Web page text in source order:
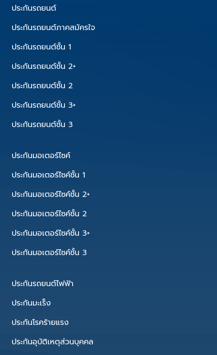
ประกันรถยนต์
ประกันรถยนต์ภาคสมัครใจ
ประกันรถยนต์ชั้น 1
ประกันรถยนต์ชั้น 2+
ประกันรถยนต์ชั้น 2
ประกันรถยนต์ชั้น 3+
ประกันรถยนต์ชั้น 3
ประกันมอเตอร์ไซค์
ประกันมอเตอร์ไซค์ชั้น 1
ประกันมอเตอร์ไซค์ชั้น 2+
ประกันมอเตอร์ไซค์ชั้น 2
ประกันมอเตอร์ไซค์ชั้น 3+
ประกันมอเตอร์ไซค์ชั้น 3
ประกันรถยนต์ไฟฟ้า
ประกันมะเร็ง
ประกันโรคร้ายแรง
ประกันอุบัติเหตุส่วนบุคคล